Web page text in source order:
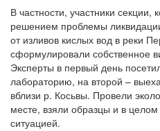
В частности, участники секции,
решением проблемы
от изливов кислых вод в реки
сформулировали собственное
Эксперты в первый день
лабораторию, на второй –
вблизи р. Косьвы. Провели
месте, взяли образцы и в
ситуацией.